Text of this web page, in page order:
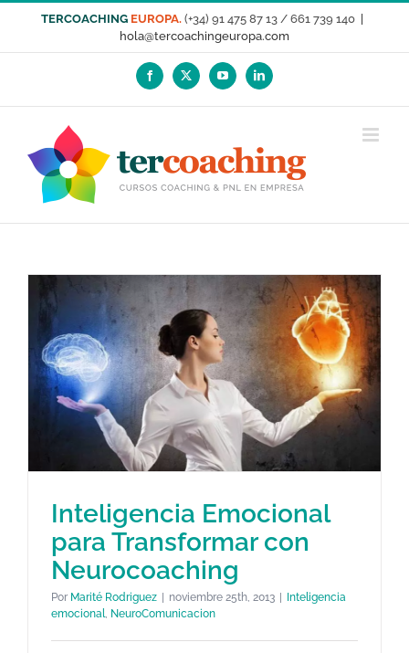
contenido
TERCOACHINGEUROPA.(+34) 91 475 87 13 / 661 739 140
hola@tercoachingeuropa.com
Facebook
X YouTubeLinkedIn
Inteligencia Emocional para
Transformar con
Neurocoaching
Inteligencia Emocional
para Transformar con
Neurocoaching
Por Marité Rodriguez | noviembre 25th, 2013 | Inteligencia
emocional
NeuroComunicacion